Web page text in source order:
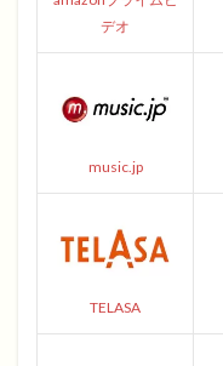
デオ
music.jp
TELASA